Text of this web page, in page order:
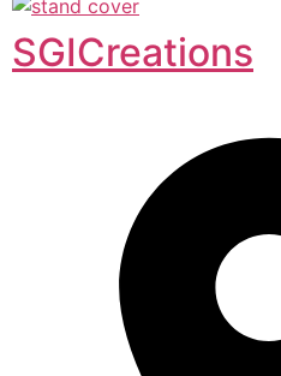
SGICreations